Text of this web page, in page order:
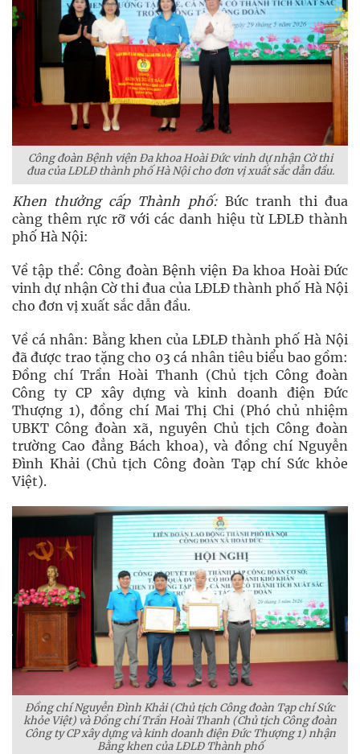
Công đoàn Bệnh viện Đa khoa Hoài Đức vinh dự nhận Cờ thi
đua của LĐLĐ thành phố Hà Nội cho đơn vị xuất sắc dẫn đầu.
Khen thưởng cấp Thành phố: Bức tranh thi đua
càng thêm rực rỡ với các danh hiệu từ LĐLĐ thành
phố Hà Nội:
Về tập thể: Công đoàn Bệnh viện Đa khoa Hoài Đức
vinh dự nhận Cờ thi đua của LĐLĐ thành phố Hà Nội
cho đơn vị xuất sắc dẫn đầu.
Về cá nhân: Bằng khen của LĐLĐ thành phố Hà Nội
đã được trao tặng cho 03 cá nhân tiêu biểu bao gồm:
Đồng chí Trần Hoài Thanh (Chủ tịch Công đoàn
Công ty CP xây dựng và kinh doanh điện Đức
Thượng 1), đồng chí Mai Thị Chi (Phó chủ nhiệm
UBKT Công đoàn xã, nguyên Chủ tịch Công đoàn
trường Cao đẳng Bách khoa), và đồng chí Nguyễn
Đình Khải (Chủ tịch Công đoàn Tạp chí Sức khỏe
Việt).
Đồng chí Nguyễn Đình Khải (Chủ tịch Công đoàn Tạp chí Sức
khỏe Việt) và Đồng chí Trần Hoài Thanh (Chủ tịch Công đoàn
Công ty CP xây dựng và kinh doanh điện Đức Thượng 1) nhận
Bằng khen của LĐLĐ Thành phố